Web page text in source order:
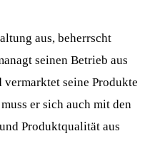
aus, beherrscht
seinen Betrieb aus
seine Produkte
er sich auch mit den
Produktqualität aus